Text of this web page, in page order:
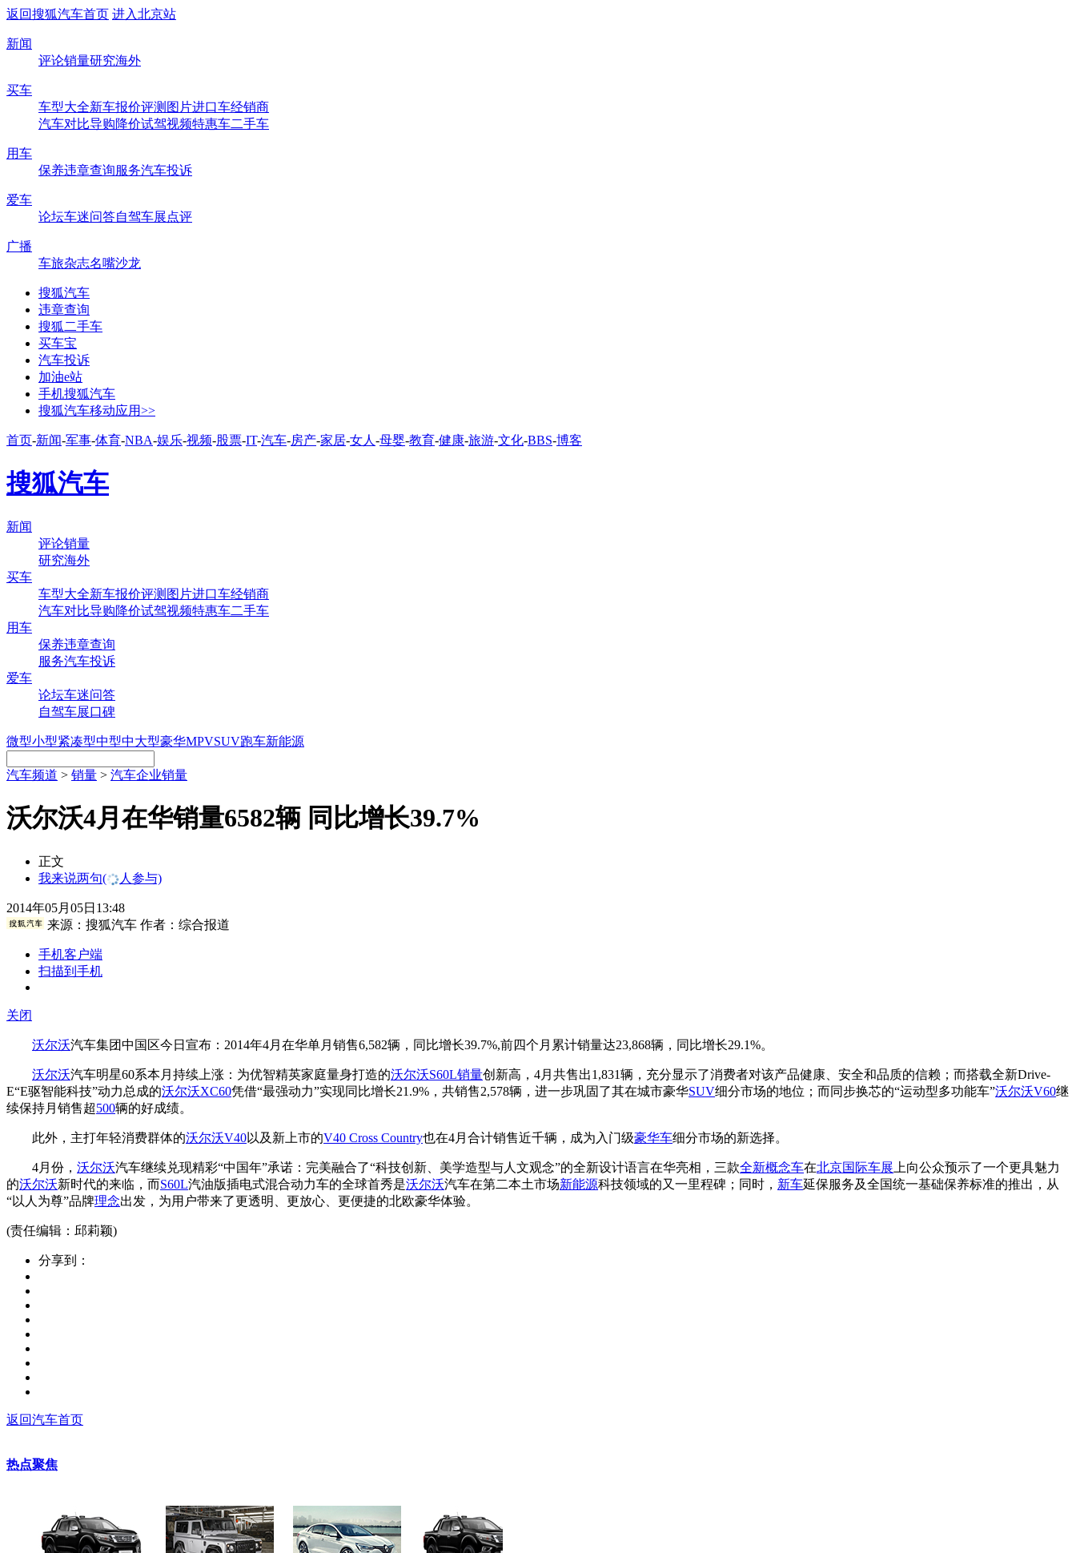
返回搜狐汽车首页 进入北京站
新闻
评论销量研究海外
买车
车型大全新车报价评测 图片进口车经销商
汽车对比导购降价试驾视频特惠车二手车
用车
保养违章查询服务汽车投诉
爱车
论坛车迷问答自驾车展点评
广播
车旅杂志名嘴沙龙
搜狐汽车
违章查询
搜狐二手车
买车宝
汽车投诉
加油e站
手机搜狐汽车
搜狐汽车移动应用>>
首页-新闻-军事-体育-NBA-娱乐-视频-股票-IT-汽车-房产-家居-女人 -母婴-教育-健康-旅游-文化-BBS-博客
搜狐汽车
新闻
评论销量
研究海外
买车
车型大全新车报价评测 图片进口车经销商
汽车对比导购降价试驾视频特惠车二手车
用车
保养违章查询
服务汽车投诉
爱车
论坛车迷问答
自驾车展口碑
微型小型紧凑型中型中大型豪华MPVSUV跑车新能源
汽车频道 > 销量 > 汽车企业销量
沃尔沃4月在华销量6582辆 同比增长39.7%
正文
我来说两句( 人参与)
2014年05月05日13:48
来源： 搜狐汽车作者：综合报道
手机客户端
扫描到手机
关闭
沃尔沃汽车集团中国区今日宣布：2014年4月在华单月销售6,582辆，同比增长39.7%,前四个月累计销量达23,868辆，同比增长29.1%。
沃尔沃汽车明星60系本月持续上涨：为优智精英家庭量身打造的沃尔沃S60L销量创新高，4月共售出1,831辆，充分显示了消费者对该产品健康、安全和品质的信赖；而搭载全新Drive-
E“E驱智能科技”动力总成的沃尔沃XC60凭借“最强动力”实现同比增长21.9%，共销售2,578辆，进一步巩固了其在城市豪华SUV细分市场的地位；而同步换芯的“运动型多功能车”沃尔沃V60继
续保持月销售超500辆的好成绩。
此外，主打年轻消费群体的沃尔沃V40以及新上市的V40 Cross Country也在4月合计销售近千辆，成为入门级豪华车细分市场的新选择。
4月份， 沃尔沃汽车继续兑现精彩“中国年”承诺：完美融合了“科技创新、美学造型与人文观念”的全新设计语言在华亮相，三款全新概念车在北京国际车展 上向公众预示了一个更具魅力
的沃尔沃新时代的来临，而S60L汽油版插电式混合动力车的全球首秀是沃尔沃汽车在第二本土市场新能源科技领域的又一里程碑；同时， 新车延保服务及全国统一基础保养标准的推出，从
“以人为尊”品牌理念出发，为用户带来了更透明、更放心、更便捷的北欧豪华体验。
(责任编辑：邱莉颖)
分享到：
返回汽车首页
热点聚焦